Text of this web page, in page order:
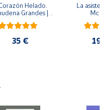
Helado.
Grandes |
especial de
| Libro con sello y
35 €
La